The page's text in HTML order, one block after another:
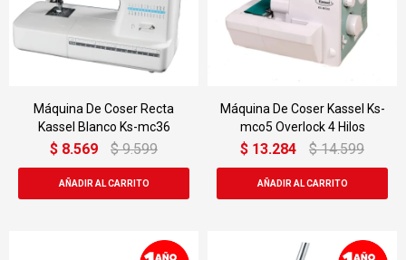
Máquina De Coser Recta
Kassel Blanco Ks-mc36
$ 8.569 $ 9.599
Máquina De Coser Kassel Ks-
mco5 Overlock 4 Hilos
$ 13.284 $ 14.599